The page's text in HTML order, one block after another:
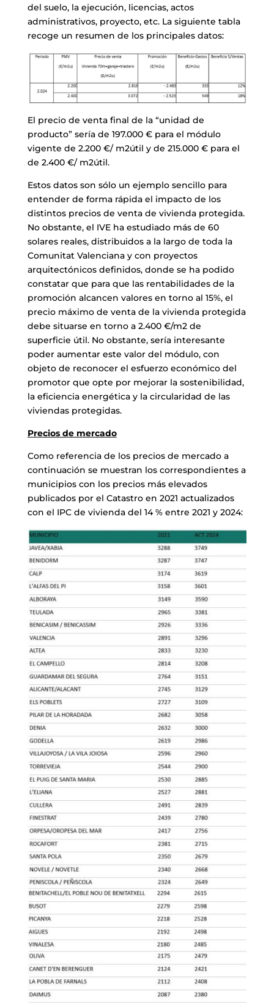
del suelo, la ejecución, licencias, actos
administrativos, proyecto, etc. La siguiente tabla
recoge un resumen de los principales datos:
El precio de venta final de la “unidad de
producto” sería de 197.000 € para el módulo
vigente de 2.200 €/ m2útil y de 215.000 € para el
de 2.400 €/ m2útil.
Estos datos son sólo un ejemplo sencillo para
entender de forma rápida el impacto de los
distintos precios de venta de vivienda protegida.
No obstante, el IVE ha estudiado más de 60
solares reales, distribuidos a la largo de toda la
Comunitat Valenciana y con proyectos
arquitectónicos definidos, donde se ha podido
constatar que para que las rentabilidades de la
promoción alcancen valores en torno al 15%, el
precio máximo de venta de la vivienda protegida
debe situarse en torno a 2.400 €/m2 de
superficie útil. No obstante, sería interesante
poder aumentar este valor del módulo, con
objeto de reconocer el esfuerzo económico del
promotor que opte por mejorar la sostenibilidad,
la eficiencia energética y la circularidad de las
viviendas protegidas.
Precios de mercado
Como referencia de los precios de mercado a
continuación se muestran los correspondientes a
municipios con los precios más elevados
publicados por el Catastro en 2021 actualizados
con el IPC de vivienda del 14 % entre 2021 y 2024: